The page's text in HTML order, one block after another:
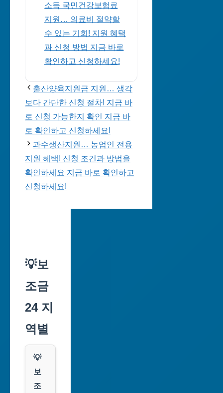
소득 국민건강보험료
지원… 의료비 절약할
수 있는 기회! 지원 혜택
과 신청 방법 지금 바로
확인하고 신청하세요!
출산양육지원금 지원… 생각
보다 간단한 신청 절차! 지금 바
로 신청 가능한지 확인 지금 바
로 확인하고 신청하세요!
과수생산지원… 농업인 전용
지원 혜택! 신청 조건과 방법을
확인하세요 지금 바로 확인하고
신청하세요!
💡보
조금
24 지
역별
💡
보
조